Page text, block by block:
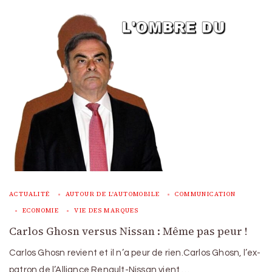
ACTUALITÉ AUTOUR DE L'AUTOMOBILE COMMUNICATION
ECONOMIE VIE DES MARQUES
Carlos Ghosn versus Nissan : Même pas peur !
Carlos Ghosn revient et il n’a peur de rien.Carlos Ghosn, l’ex-
patron de l’Alliance Renault-Nissan vient …